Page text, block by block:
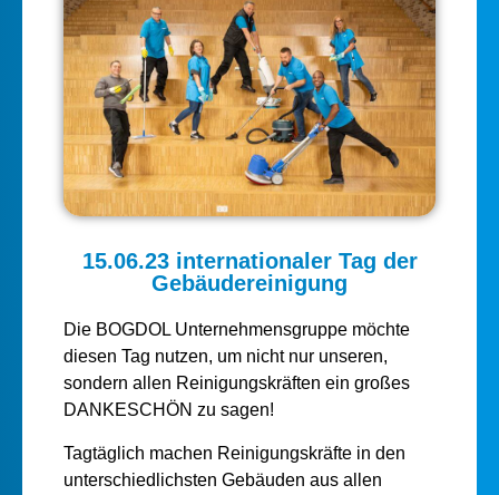
15.06.23 internationaler Tag der
Gebäudereinigung
Die BOGDOL Unternehmensgruppe möchte
diesen Tag nutzen, um nicht nur unseren,
sondern allen Reinigungskräften ein großes
DANKESCHÖN zu sagen!
Tagtäglich machen Reinigungskräfte in den
unterschiedlichsten Gebäuden aus allen